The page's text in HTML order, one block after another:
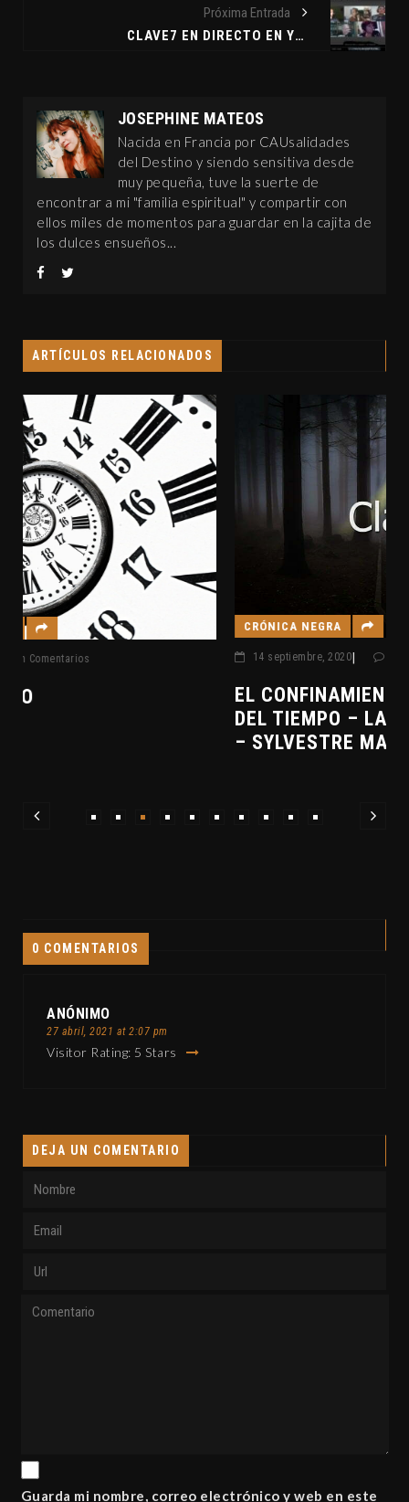
Próxima Entrada
CLAVE7 EN DIRECTO EN YOUTUBE
JOSEPHINE MATEOS
Nacida en Francia por CAUsalidades
del Destino y siendo sensitiva desde
muy pequeña, tuve la suerte de
encontrar a mi "familia espiritual" y compartir con
ellos miles de momentos para guardar en la cajita de
los dulces ensueños...
ARTÍCULOS RELACIONADOS
CRÓNICA NEGRA
14 septiembre, 2020 Sin Comentarios
EL CONFINAMIENTO Y LA PERCEPCIÓN
DEL TIEMPO – LAS RELIQUIAS MALDITAS
– SYLVESTRE MATUSCH – CLAVE7 NEWS
0 COMENTARIOS
ANÓNIMO
27 abril, 2021 at 2:07 pm
Visitor Rating: 5 Stars
DEJA UN COMENTARIO
Guarda mi nombre, correo electrónico y web en este